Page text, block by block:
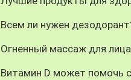
Всем ли нужен
Огненный массаж для
Витамин D может помочь